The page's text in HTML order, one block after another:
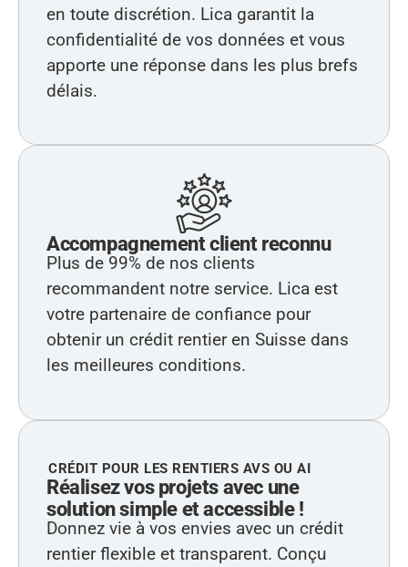
en toute discrétion. Lica garantit la
confidentialité de vos données et vous
apporte une réponse dans les plus brefs
délais.
Accompagnement client reconnu
Plus de 99% de nos clients
recommandent notre service. Lica est
votre partenaire de confiance pour
obtenir un crédit rentier en Suisse dans
les meilleures conditions.
CRÉDIT POUR LES RENTIERS AVS OU AI
Réalisez vos projets avec une
solution simple et accessible !
Donnez vie à vos envies avec un crédit
rentier flexible et transparent. Conçu